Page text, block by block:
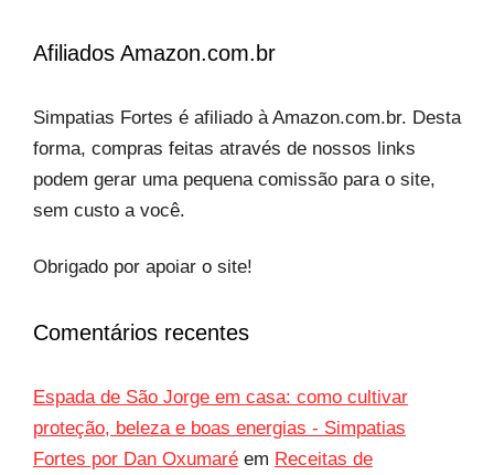
Afiliados Amazon.com.br
Simpatias Fortes é afiliado à Amazon.com.br. Desta
forma, compras feitas através de nossos links
podem gerar uma pequena comissão para o site,
sem custo a você.
Obrigado por apoiar o site!
Comentários recentes
Espada de São Jorge em casa: como cultivar
proteção, beleza e boas energias - Simpatias
Fortes por Dan Oxumaré em Receitas de